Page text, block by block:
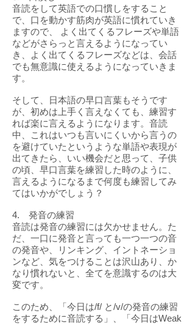
音読をして英語での口慣しをすること
で、口を動かす筋肉が英語に慣れていき
ますので、 よく出てくるフレーズや単語
などがさらっと言えるようになってい
き、よく出てくるフレーズなどは、会話
でも無意識に使えるようになっていきま
す。
そして、日本語の早口言葉もそうです
が、初めは上手く言えなくても、練習す
れば楽に言えるようになります。音読
中、これはいつも言いにくいから言うの
を避けていたというような単語や表現が
出てきたら、いい機会だと思って、子供
の頃、早口言葉を練習した時のように、
言えるようになるまで何度も練習してみ
てはいかがでしょう？
4. 発音の練習
音読は発音の練習には欠かせません。た
だ、一口に発音と言っても一つ一つの音
の発音や、リンキング、イントネーショ
ンなど、気をつけることは沢山あり、か
なり慣れないと、全てを意識するのは大
変です。
このため、「今日は/f/ と/v/の発音の練習
をするために音読する」、「今日はWeak